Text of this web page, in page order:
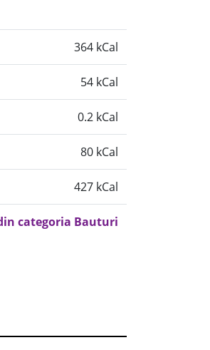
364 kCal
54 kCal
0.2 kCal
80 kCal
427 kCal
categoria Bauturi